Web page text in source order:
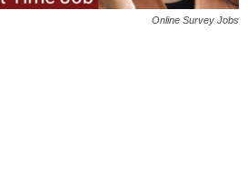
Online Survey Jobs